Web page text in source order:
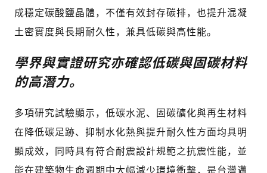
成穩定碳酸鹽晶體，不僅有效封存碳排，也提升混凝
土密實度與長期耐久性，兼具低碳與高性能。
學界與實證研究亦確認低碳與固碳材料
的高潛力。
多項研究試驗顯示，低碳水泥、固碳礦化與再生材料
在降低碳足跡、抑制水化熱與提升耐久性方面均具明
顯成效，同時具有符合耐震設計規範之抗震性能，並
能在建築物生命週期中大幅減少環境衝擊，是台灣邁